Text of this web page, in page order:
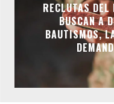
RECLUTAS
BUSCAN A
BAUTISMOS,